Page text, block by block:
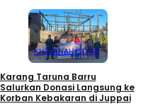
KHAZANAH ISLAMI
Karang Taruna Barru
Salurkan Donasi Langsung ke
Korban Kebakaran di Juppai